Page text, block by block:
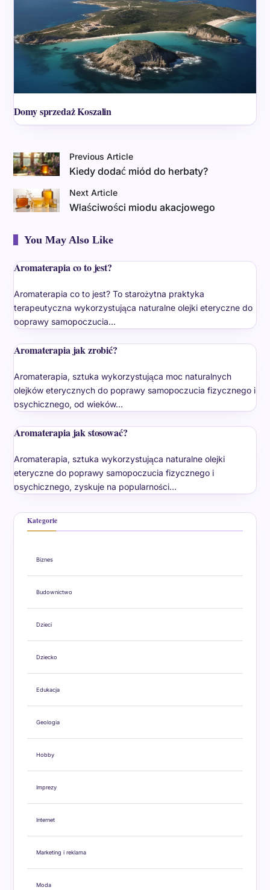
Domy sprzedaż Koszalin
Previous Article
Kiedy dodać miód do herbaty?
Next Article
Właściwości miodu akacjowego
You May Also Like
Aromaterapia co to jest?
Aromaterapia co to jest? To starożytna praktyka
terapeutyczna wykorzystująca naturalne olejki eteryczne do
poprawy samopoczucia…
Aromaterapia jak zrobić?
Aromaterapia, sztuka wykorzystująca moc naturalnych
olejków eterycznych do poprawy samopoczucia fizycznego i
psychicznego, od wieków…
Aromaterapia jak stosować?
Aromaterapia, sztuka wykorzystująca naturalne olejki
eteryczne do poprawy samopoczucia fizycznego i
psychicznego, zyskuje na popularności…
Kategorie
Biznes
Budownictwo
Dzieci
Dziecko
Edukacja
Geologia
Hobby
Imprezy
Internet
Marketing i reklama
Moda